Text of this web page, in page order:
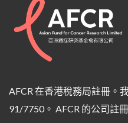
AFCR 在香港稅務局註冊。
91/7750。 AFCR 的公司註